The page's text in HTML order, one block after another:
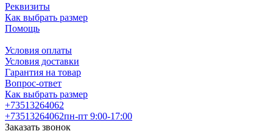
Реквизиты
Как выбрать размер
Помощь
Условия оплаты
Условия доставки
Гарантия на товар
Вопрос-ответ
Как выбрать размер
+73513264062
+73513264062пн-пт 9:00-17:00
Заказать звонок